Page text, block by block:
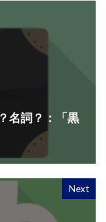
名詞？：「黒
Next